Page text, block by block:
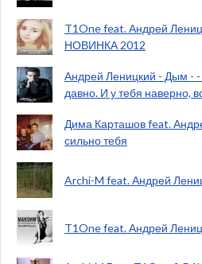
T1One feat. Андрей
НОВИНКА 2012
Андрей Леницкий - Дым - -
давно. И у тебя наверно,
Дима Карташов feat.
сильно тебя
Archi-M feat. Андрей
T1One feat. Андрей